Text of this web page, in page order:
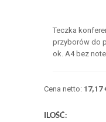
Teczka
przyborów do
ok. A4 bez
Cena netto: 17,17
ILOŚĆ: